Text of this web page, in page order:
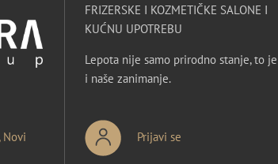
Novi
FRIZERSKE I KOZMETIČKE SALONE I
KUĆNU UPOTREBU
Lepota nije samo prirodno stanje, to je
i naše zanimanje.
Prijavi se